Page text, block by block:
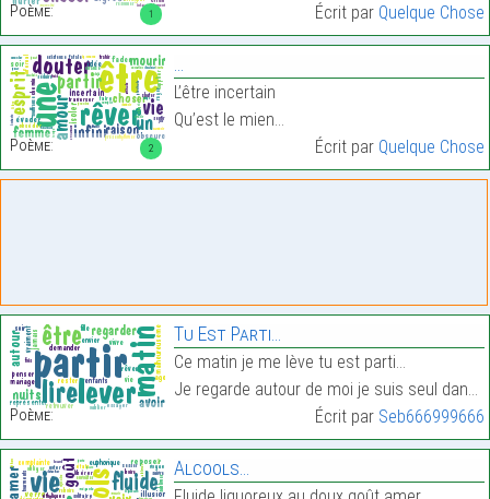
1
Poème:
Écrit par Quelque Chose
2
Poème:
L’être incertain
Qu’est le mien…
Écrit par Quelque Chose
Poème:
Tu Est Parti…
Ce matin je me lève tu est parti…
Je regarde autour de moi je suis seul dans mon lit…
Écrit par Seb666999666
Alcools…